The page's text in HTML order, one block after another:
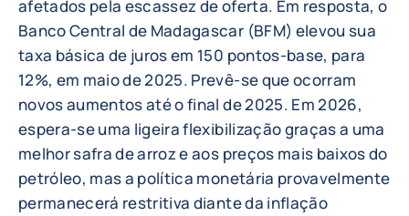
afetados pela escassez de oferta. Em resposta, o
Banco Central de Madagascar (BFM) elevou sua
taxa básica de juros em 150 pontos-base, para
12%, em maio de 2025. Prevê-se que ocorram
novos aumentos até o final de 2025. Em 2026,
espera-se uma ligeira flexibilização graças a uma
melhor safra de arroz e aos preços mais baixos do
petróleo, mas a política monetária provavelmente
permanecerá restritiva diante da inflação